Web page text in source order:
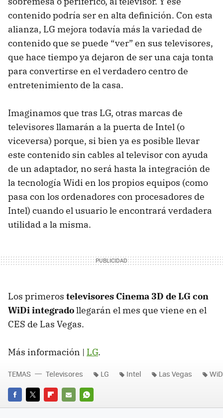
contenido podría ser en alta definición. Con esta
alianza, LG mejora todavía más la variedad de
contenido que se puede “ver” en sus televisores,
que hace tiempo ya dejaron de ser una caja tonta
para convertirse en el verdadero centro de
entretenimiento de la casa.
Imaginamos que tras LG, otras marcas de
televisores llamarán a la puerta de Intel (o
viceversa) porque, si bien ya es posible llevar
este contenido sin cables al televisor con ayuda
de un adaptador, no será hasta la integración de
la tecnología Widi en los propios equipos (como
pasa con los ordenadores con procesadores de
Intel) cuando el usuario le encontrará verdadera
utilidad a la misma.
Los primeros televisores Cinema 3D de LG con
WiDi integradollegarán el mes que viene en el
CES de Las Vegas.
Más información | LG.
FACEBOOK
TWITTERFLIPBOARD
E-
WHATSAPP
TEMAS Televisores LG Intel Las Vegas